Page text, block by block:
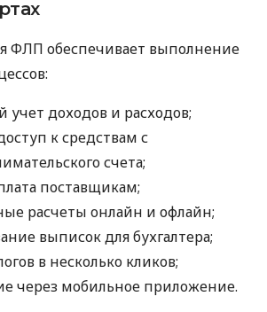
ФЛП обеспечивает выполнение
учет доходов и расходов;
к средствам с
счета;
поставщикам;
расчеты онлайн и офлайн;
выписок для бухгалтера;
в несколько кликов;
через мобильное приложение.